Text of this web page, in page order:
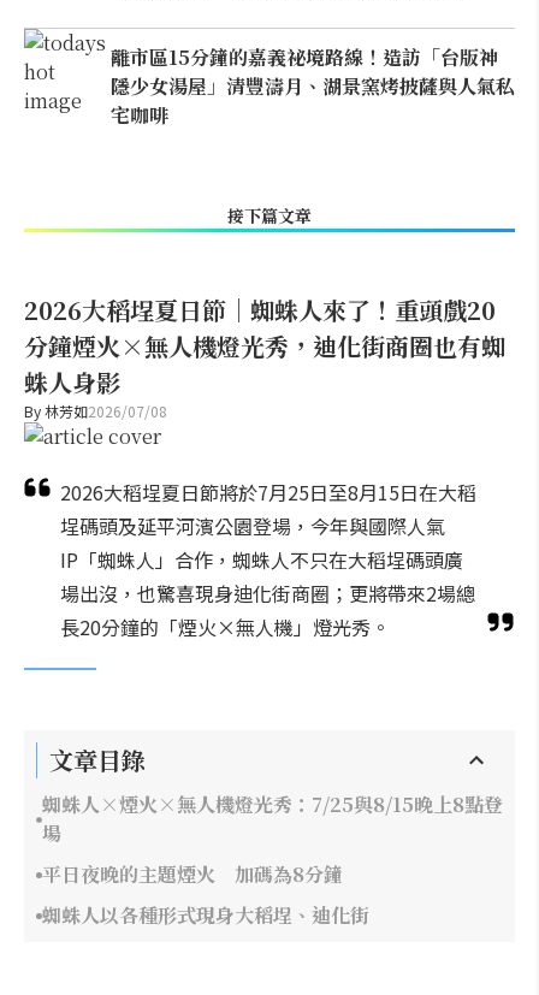
離市區15分鐘的嘉義祕境路線！造訪「台版神
隱少女湯屋」清豐濤月、湖景窯烤披薩與人氣私
宅咖啡
接下篇文章
2026大稻埕夏日節｜蜘蛛人來了！重頭戲20
分鐘煙火×無人機燈光秀，迪化街商圈也有蜘
蛛人身影
By林芳如2026/07/08
2026大稻埕夏日節將於7月25日至8月15日在大稻
埕碼頭及延平河濱公園登場，今年與國際人氣
IP「蜘蛛人」合作，蜘蛛人不只在大稻埕碼頭廣
場出沒，也驚喜現身迪化街商圈；更將帶來2場總
長20分鐘的「煙火×無人機」燈光秀。
文章目錄
蜘蛛人×煙火×無人機燈光秀：7/25與8/15晚上8點登
場
平日夜晚的主題煙火 加碼為8分鐘
蜘蛛人以各種形式現身大稻埕、迪化街